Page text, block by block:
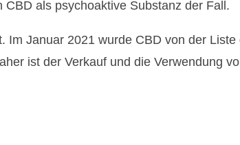
als psychoaktive Substanz der Fall.
Im Januar 2021 wurde CBD von der
ist der Verkauf und die Verwendung